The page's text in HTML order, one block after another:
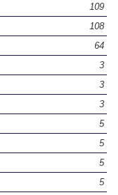
109
108
64
3
3
3
5
5
5
5